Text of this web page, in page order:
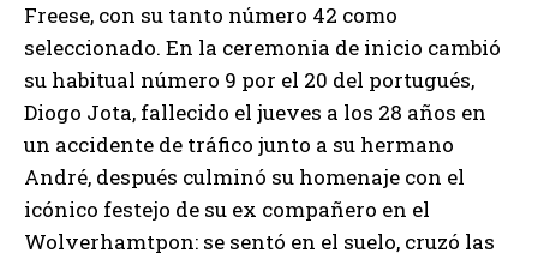
Freese, con su tanto número 42 como
seleccionado. En la ceremonia de inicio cambió
su habitual número 9 por el 20 del portugués,
Diogo Jota, fallecido el jueves a los 28 años en
un accidente de tráfico junto a su hermano
André, después culminó su homenaje con el
icónico festejo de su ex compañero en el
Wolverhamtpon: se sentó en el suelo, cruzó las